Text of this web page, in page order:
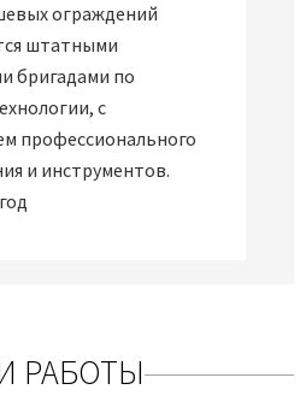
ограждений
штатными
бригадами по
с
профессионального
и инструментов.
РАБОТЫ